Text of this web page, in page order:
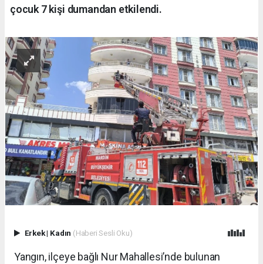
çocuk 7 kişi dumandan etkilendi.
Erkek| Kadın (Haberi Sesli Oku)
Yangın, ilçeye bağlı Nur Mahallesi’nde bulunan